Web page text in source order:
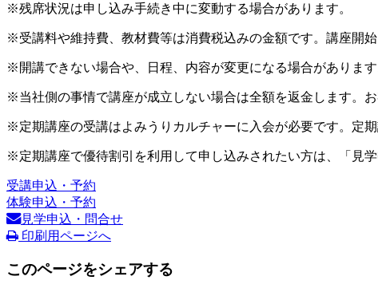
※残席状況は申し込み手続き中に変動する場合があります。
※受講料や維持費、教材費等は消費税込みの金額です。講座開始
※開講できない場合や、日程、内容が変更になる場合があります
※当社側の事情で講座が成立しない場合は全額を返金します。
※定期講座の受講はよみうりカルチャーに入会が必要です。定
※定期講座で優待割引を利用して申し込みされたい方は、「見
受講申込・予約
体験申込・予約
見学申込・問合せ
印刷用ページへ
このページをシェアする